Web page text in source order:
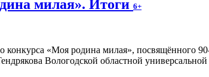
милая». Итоги 6+
конкурса «Моя родина милая», посвящённого
Вологодской областной